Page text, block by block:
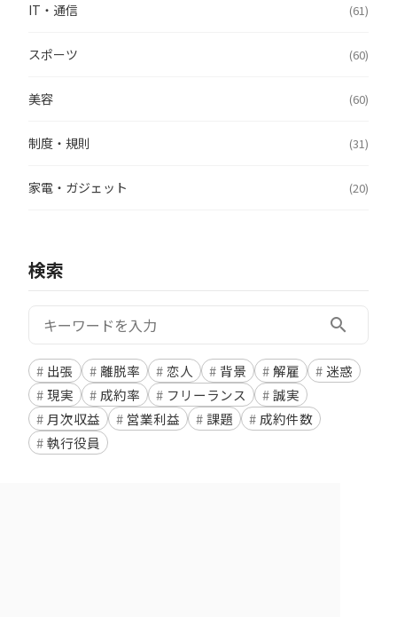
IT・通信 (61)
スポーツ (60)
美容 (60)
制度・規則 (31)
家電・ガジェット (20)
検索
検索: search
出張 離脱率 恋人 背景 解雇
迷惑
現実
成約率 フリーランス
誠実
月次収益
営業利益 課題
成約件数
執行役員